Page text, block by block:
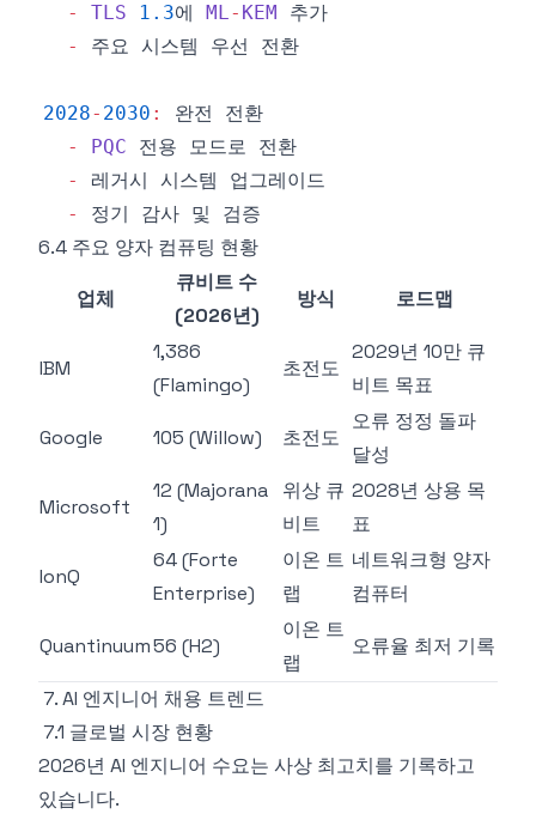
-
TLS 1.3에 ML- KEM
-
2028- 2030 :
-
PQC
-
-
6.4 주요 양자 컴퓨팅 현황
업체
큐비트 수
(2026년)
방식 로드맵
IBM
1,386
(Flamingo)
초전도
2029년 10만 큐
비트 목표
Google 105 (Willow) 초전도
오류 정정 돌파
달성
Microsoft
12 (Majorana
1)
위상 큐
비트
2028년 상용 목
표
IonQ
64 (Forte
Enterprise)
이온 트
랩
네트워크형 양자
컴퓨터
Quantinuum56 (H2)
이온 트
랩
오류율 최저 기록
7. AI 엔지니어 채용 트렌드
7.1 글로벌 시장 현황
2026년 AI 엔지니어 수요는 사상 최고치를 기록하고
있습니다.